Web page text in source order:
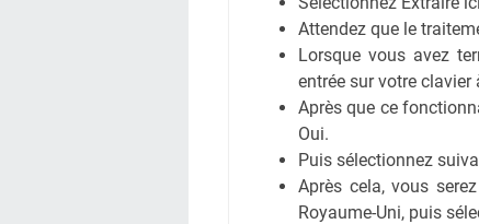
Attendez que le
Lorsque vous avez
entrée sur votre
Après que ce
Oui.
Puis sélectionnez
Après cela, vous
Royaume-Uni, puis